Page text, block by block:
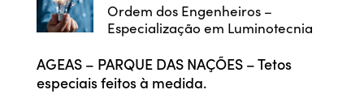
Ordem dos Engenheiros –
Especialização em Luminotecnia
AGEAS – PARQUE DAS NAÇÕES – Tetos
especiais feitos à medida.